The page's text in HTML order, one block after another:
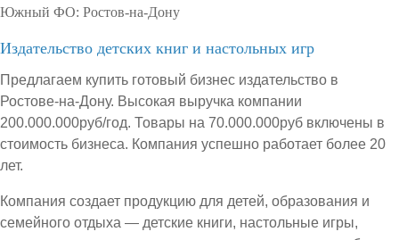
Южный ФО: Ростов-на-Дону
Издательство детских книг и настольных игр
Предлагаем купить готовый бизнес издательство в
Ростове-на-Дону. Высокая выручка компании
200.000.000руб/год. Товары на 70.000.000руб включены в
стоимость бизнеса. Компания успешно работает более 20
лет.
Компания создает продукцию для детей, образования и
семейного отдыха — детские книги, настольные игры,